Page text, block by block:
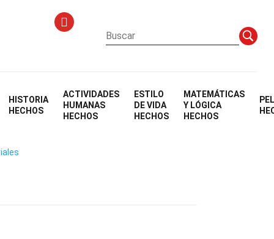
HISTORIA
HECHOS
ACTIVIDADES
HUMANAS
HECHOS
ESTILO
DE VIDA
HECHOS
MATEMÁTICAS
Y LÓGICA
HECHOS